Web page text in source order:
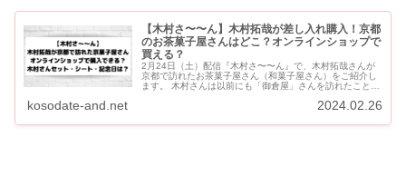
【木村さ〜〜ん】木村拓哉が差し入れ購入！京都
のお茶菓子屋さんはどこ？オンラインショップで
買える？
2月24日（土）配信『木村さ〜〜ん』で、木村拓哉さんが
京都で訪れたお茶菓子屋さん（和菓子屋さん）をご紹介し
ます。 木村さんは以前にも「御倉屋」さんを訪れたことが
kosodate-and.net 2024.02.26